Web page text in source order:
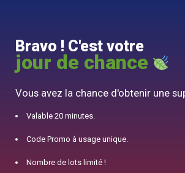
10% offert pour 50€ d’achats avec le
Théière Chinoise
AFFICHER LES FILTRES
Bravo ! C'est votre
jour de chance
Vous avez la chance d'obtenir une
Valable 20 minutes.
Code Promo à usage unique.
Nombre de lots limité !